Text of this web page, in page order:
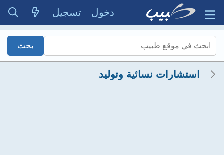
دخول تسجيل
استشارات نسائية وتوليد